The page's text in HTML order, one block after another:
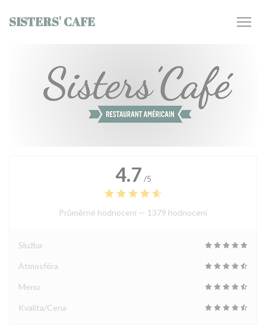
SISTERS' CAFE
4.7 /5
Průměrné hodnocení — 1379 hodnoceni
Služba
Atmosféra
Menu
Kvalita/Cena